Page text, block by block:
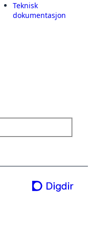
Teknisk
dokumentasjon